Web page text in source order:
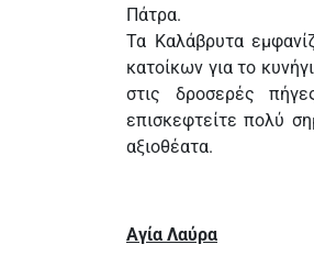
Πάτρα.
Τα Καλάβρυτα
κατοίκων για το
στις δροσερές
επισκεφτείτε πολύ
αξιοθέατα.
Αγία Λαύρα